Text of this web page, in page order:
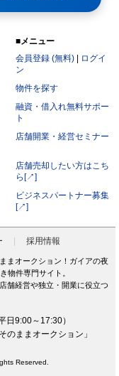
■メニュー
会員登録 (無料) | ログイ
ン
物件を探す
融資・借入れ無料サポー
ト
店舗開業・経営セミナー
店舗売却したい方はこち
ら[↗]
ビジネスパートナー募集
[↗]
採用情報
まオークション！ガイアの夜
物件専門サイト。
舗経営や独立・開業に役立つ
日9:00～17:30）
のままオークション」
Reserved.